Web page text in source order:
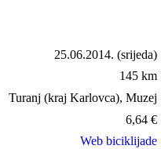
25.06.2014. (srijeda)
145 km
Turanj (kraj Karlovca), Muzej
6,64 €
Web biciklijade